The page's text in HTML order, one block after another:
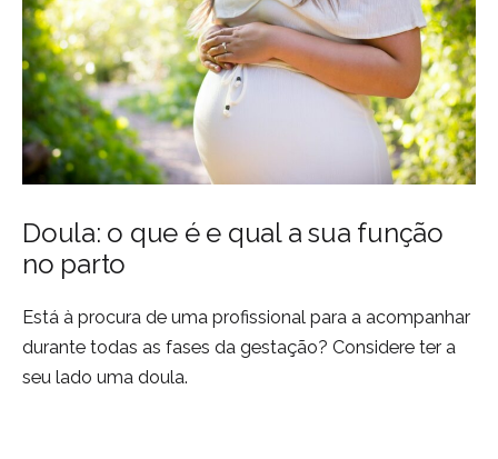
Doula: o que é e qual a sua função
no parto
Está à procura de uma profissional para a acompanhar
durante todas as fases da gestação? Considere ter a
seu lado uma doula.